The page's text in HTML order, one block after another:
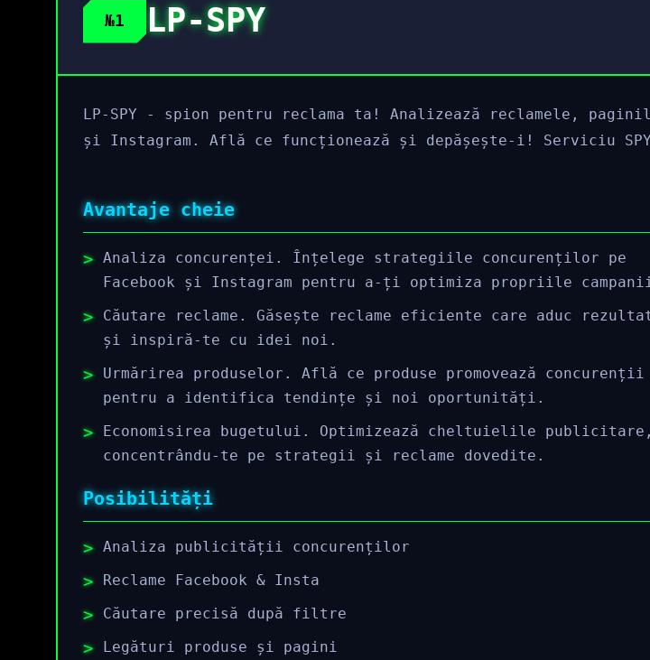
№1 LP-SPY
LP-SPY - spion pentru reclama ta! Analizează reclamele,
și Instagram. Află ce funcționează și depășește-i! Serviciu
Avantaje cheie
Analiza concurenței. Înțelege strategiile concurenților pe
Facebook și Instagram pentru a-ți optimiza propriile
Căutare reclame. Găsește reclame eficiente care aduc
și inspiră-te cu idei noi.
Urmărirea produselor. Află ce produse promovează concurenții
pentru a identifica tendințe și noi oportunități.
Economisirea bugetului. Optimizează cheltuielile publicitare,
concentrându-te pe strategii și reclame dovedite.
Posibilități
Analiza publicității concurenților
Reclame Facebook & Insta
Căutare precisă după filtre
Legături produse și pagini